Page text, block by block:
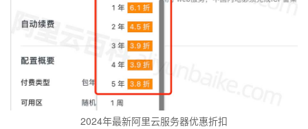
2024年最新阿里云服务器优惠折扣